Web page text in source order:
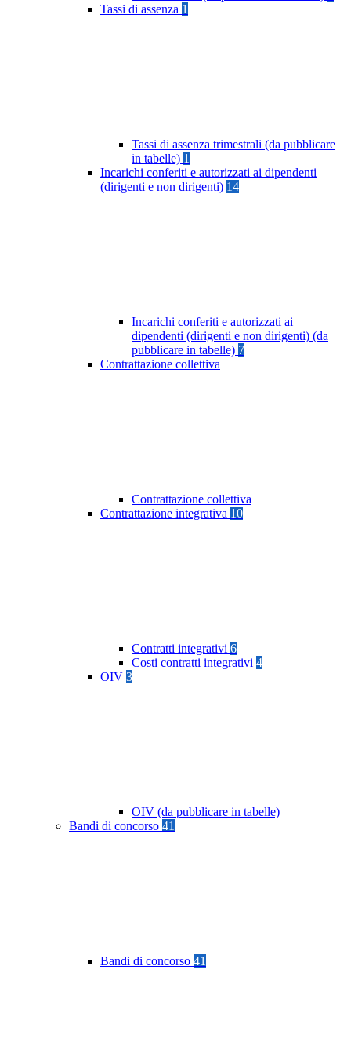
Tassi di assenza 1
Tassi di assenza trimestrali (da pubblicare
in tabelle) 1
Incarichi conferiti e autorizzati ai dipendenti
(dirigenti e non dirigenti) 14
Incarichi conferiti e autorizzati ai
dipendenti (dirigenti e non dirigenti) (da
pubblicare in tabelle) 7
Contrattazione collettiva
Contrattazione collettiva
Contrattazione integrativa 10
Contratti integrativi 6
Costi contratti integrativi 4
OIV 3
OIV (da pubblicare in tabelle)
Bandi di concorso 41
Bandi di concorso 41